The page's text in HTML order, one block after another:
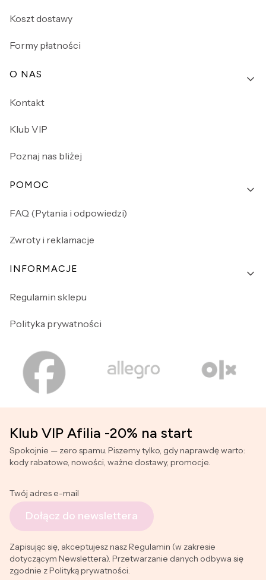
Koszt dostawy
Formy płatności
O NAS
Kontakt
Klub VIP
Poznaj nas bliżej
POMOC
FAQ (Pytania i odpowiedzi)
Zwroty i reklamacje
INFORMACJE
Regulamin sklepu
Polityka prywatności
Klub VIP Afilia -20% na start
Spokojnie — zero spamu. Piszemy tylko, gdy naprawdę warto:
kody rabatowe, nowości, ważne dostawy, promocje.
Twój adres e-mail
Dołącz do newslettera
Zapisując się, akceptujesz nasz Regulamin (w zakresie
dotyczącym Newslettera). Przetwarzanie danych odbywa się
zgodnie z Polityką prywatności.